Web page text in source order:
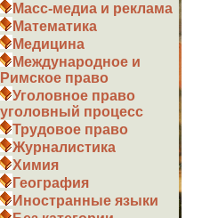
Масс-медиа и реклама
Математика
Медицина
Международное и
Римское право
Уголовное право
уголовный процесс
Трудовое право
Журналистика
Химия
География
Иностранные языки